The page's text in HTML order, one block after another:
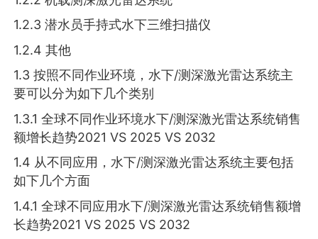
1.2.3 潜水员手持式水下三维扫描仪
1.2.4 其他
1.3 按照不同作业环境，水下/测深激光雷达系统主
要可以分为如下几个类别
1.3.1 全球不同作业环境水下/测深激光雷达系统销售
额增长趋势2021 VS 2025 VS 2032
1.4 从不同应用，水下/测深激光雷达系统主要包括
如下几个方面
1.4.1 全球不同应用水下/测深激光雷达系统销售额增
长趋势2021 VS 2025 VS 2032